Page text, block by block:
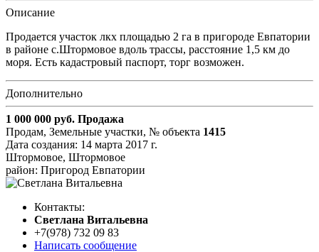
Описание
Продается участок лкх площадью 2 га в пригороде Евпатории
в районе с.Штормовое вдоль трассы, расстояние 1,5 км до
моря. Есть кадастровый паспорт, торг возможен.
Дополнительно
1 000 000 руб. Продажа
Продам, Земельные участки, № объекта 1415
Дата создания: 14 марта 2017 г.
Штормовое, Штормовое
район: Пригород Евпатории
Контакты:
Cветлана Витальевна
+7(978) 732 09 83
Написать сообщение